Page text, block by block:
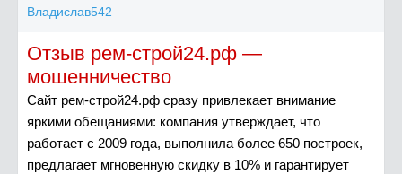
Владислав542
Отзыв рем-строй24.рф —
мошенничество
Сайт рем-строй24.рф сразу привлекает внимание
яркими обещаниями: компания утверждает, что
работает с 2009 года, выполнила более 650 построек,
предлагает мгновенную скидку в 10% и гарантирует